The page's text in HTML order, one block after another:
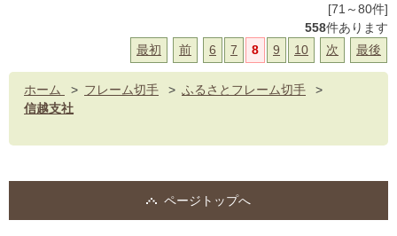
[71～80件]
558件あります
最初
前 6 7 8 9 10 次 最後
ホーム > フレーム切手 > ふるさとフレーム切手
>
信越支社
ページトップへ